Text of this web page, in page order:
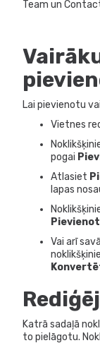
Team un
Lai pievienotu
Vietnes
pogai
Atlasiet
lapas
Vai arī
Katrā sadaļā
to pielāgotu.